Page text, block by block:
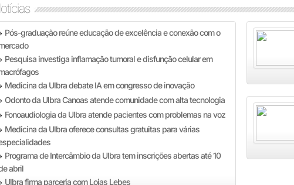
Pós-graduação reúne educação de excelência e conexão com o
Pesquisa investiga inflamação tumoral e disfunção celular em
Medicina da Ulbra debate IA em congresso de inovação
Odonto da Ulbra Canoas atende comunidade com alta tecnologia
Fonoaudiologia da Ulbra atende pacientes com problemas na voz
Medicina da Ulbra oferece consultas gratuitas para várias
Programa de Intercâmbio da Ulbra tem inscrições abertas até 10
abril
Ulbra firma parceria com Lojas Lebes